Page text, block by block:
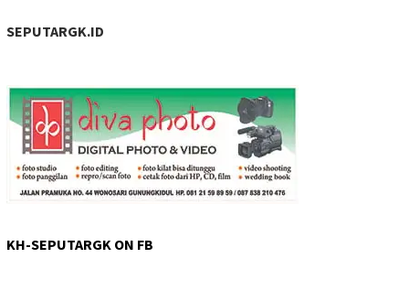
SEPUTARGK.ID
KH-SEPUTARGK ON FB